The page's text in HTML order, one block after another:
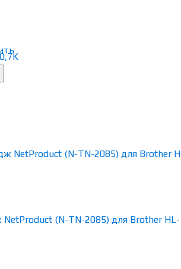
(N-TN-2085) для Brother HL-